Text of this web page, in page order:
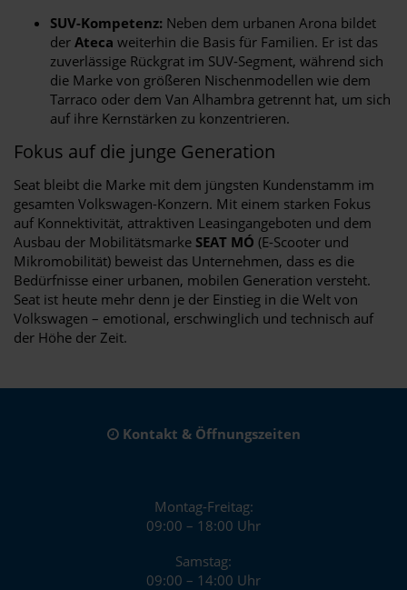
SUV-Kompetenz: Neben dem urbanen Arona bildet
der Ateca weiterhin die Basis für Familien. Er ist das
zuverlässige Rückgrat im SUV-Segment, während sich
die Marke von größeren Nischenmodellen wie dem
Tarraco oder dem Van Alhambra getrennt hat, um sich
auf ihre Kernstärken zu konzentrieren.
Fokus auf die junge Generation
Seat bleibt die Marke mit dem jüngsten Kundenstamm im
gesamten Volkswagen-Konzern. Mit einem starken Fokus
auf Konnektivität, attraktiven Leasingangeboten und dem
Ausbau der Mobilitätsmarke SEAT MÓ (E-Scooter und
Mikromobilität) beweist das Unternehmen, dass es die
Bedürfnisse einer urbanen, mobilen Generation versteht.
Seat ist heute mehr denn je der Einstieg in die Welt von
Volkswagen – emotional, erschwinglich und technisch auf
der Höhe der Zeit.
Kontakt & Öffnungszeiten
Montag-Freitag:
09:00 – 18:00 Uhr
Samstag:
09:00 – 14:00 Uhr